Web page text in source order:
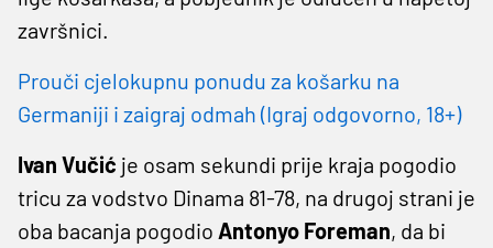
završnici.
Prouči cjelokupnu ponudu za košarku na
Germaniji i zaigraj odmah (Igraj odgovorno, 18+)
Ivan Vučić je osam sekundi prije kraja pogodio
tricu za vodstvo Dinama 81-78, na drugoj strani je
oba bacanja pogodio Antonyo Foreman, da bi